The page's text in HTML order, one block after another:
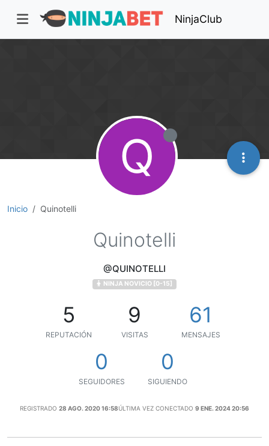
NinjaClub
Inicio Quinotelli
Q
Quinotelli
@QUINOTELLI
NINJA NOVICIO [0-15]
5
REPUTACIÓN
9
VISITAS
61
MENSAJES
0
SEGUIDORES
0
SIGUIENDO
REGISTRADO 28 AGO. 2020 16:58ÚLTIMA VEZ CONECTADO 9 ENE. 2024 20:56